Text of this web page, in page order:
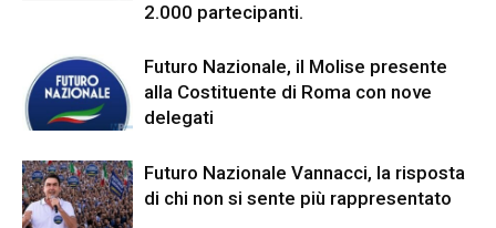
2.000 partecipanti.
Futuro Nazionale, il Molise presente
alla Costituente di Roma con nove
delegati
Futuro Nazionale Vannacci, la risposta
di chi non si sente più rappresentato